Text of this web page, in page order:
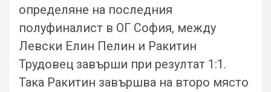
определяне на последния
полуфиналист в ОГ София, между
Левски Елин Пелин и Ракитин
Трудовец завърши при резултат 1:1.
Така Ракитин завършва на второ място